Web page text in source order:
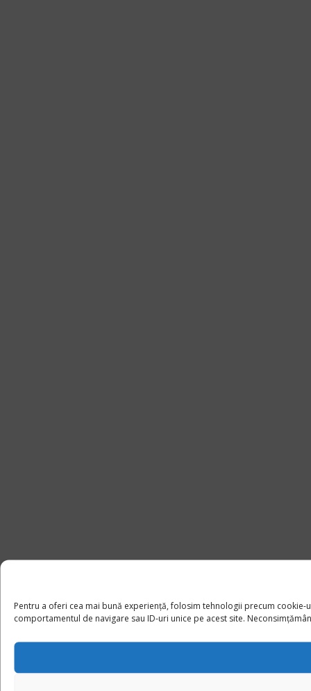
Pentru a oferi cea mai bună experiență, folosim tehnologii precum
comportamentul de navigare sau ID-uri unice pe acest site.